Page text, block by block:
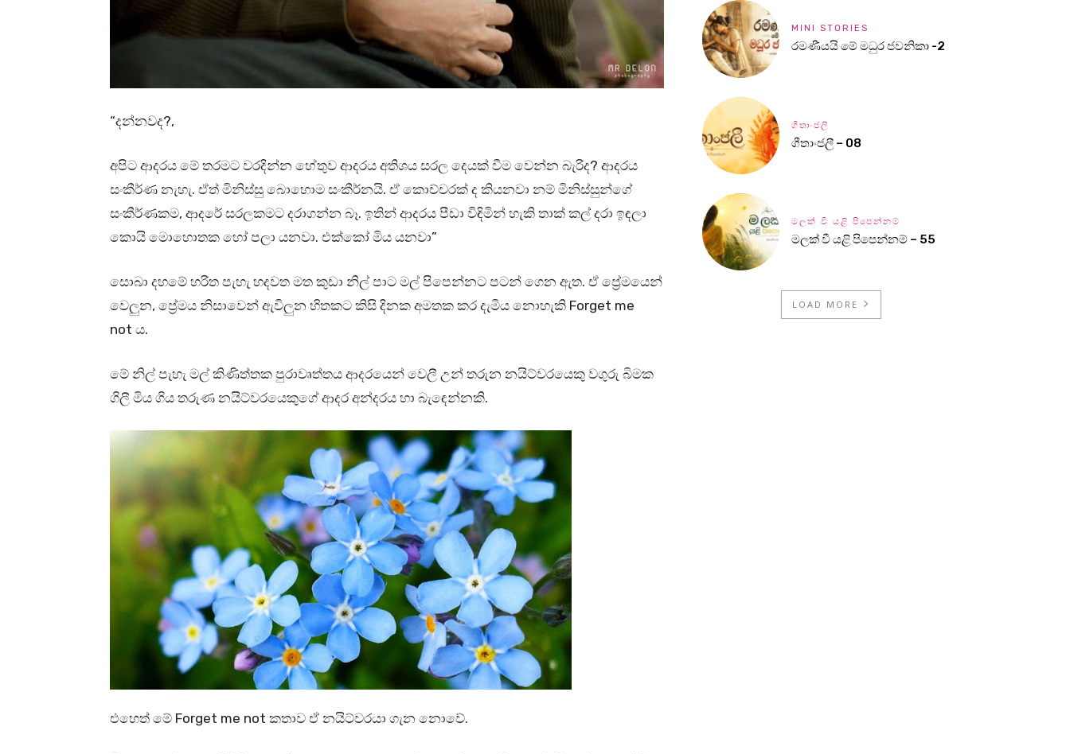
“දන්නවද?,
අපිට ආදරය මේ තරමට වරදින්න හේතුව ආදරය අතිශය සරල දෙයක් වීම වෙන්න බැරිද? ආදරය
සංකීර්ණ නැහැ. ඒත් මිනිස්සු බොහොම සංකීර්නයි. ඒ කොච්චරක් ද කියනවා නම් මිනිස්සුන්ගේ
සංකීර්ණකම, ආදරේ සරලකමට දරාගන්න බෑ. ඉතින් ආදරය පීඩා විඳිමින් හැකි තාක් කල් දරා ඉඳලා
කොයි මොහොතක හෝ පලා යනවා. එක්කෝ මිය යනවා”
සොබා දහමේ හරිත පැහැ හදවත මත කුඩා නිල් පාට මල් පිපෙන්නට පටන් ගෙන ඇත. ඒ ප්‍රේමයෙන්
වෙලුන, ප්‍රේමය නිසාවෙන් ඇවිලුන හිතකට කිසි දිනක අමතක කර දැමිය නොහැකි Forget me
not ය.
මේ නිල් පැහැ මල් කිණිත්තක පුරාවෘත්තය ආදරයෙන් වෙලී උන් තරුන නයිට්වරයෙකු වගුරු බිමක
ගිලී මිය ගිය තරුණ නයිට්වරයෙකුගේ ආදර අන්දරය හා බැඳෙන්නකි.
එහෙත් මේ Forget me not කතාව ඒ නයිට්වරයා ගැන නොවේ.
MINI STORIES
රමණීයයි මේ මධුර ජවනිකා -2
ගීතාංජලී
ගීතාංජලී – 08
මලක් වී යළි පිපෙන්නම්
මලක් වී යළි පිපෙන්නම් – 55
LOAD MORE